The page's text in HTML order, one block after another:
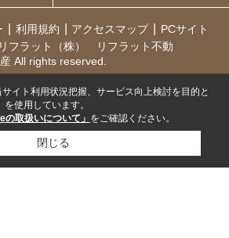
利用規約 アクセスマップ
PCサイト
フラット（株） リフラット不動
産 All rights reserved.
イト利用状況把握、サービス向上検討を目的と
使用しています。
の取扱いについて」 をご確認ください。
閉じる